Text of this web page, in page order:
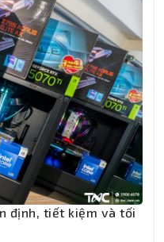
định, tiết kiệm và tối